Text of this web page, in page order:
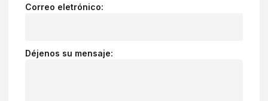
Correo eletrónico:
Déjenos su mensaje: